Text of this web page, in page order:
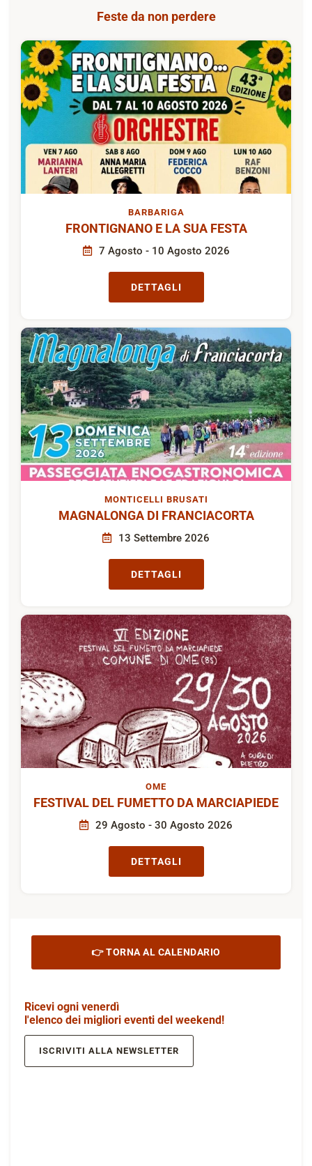
Feste da non perdere
BARBARIGA
FRONTIGNANO E LA SUA FESTA
7 Agosto - 10 Agosto 2026
DETTAGLI
MONTICELLI BRUSATI
MAGNALONGA DI FRANCIACORTA
13 Settembre 2026
DETTAGLI
OME
FESTIVAL DEL FUMETTO DA MARCIAPIEDE
29 Agosto - 30 Agosto 2026
DETTAGLI
👉 TORNA AL CALENDARIO
Ricevi ogni venerdì
l'elenco dei migliori eventi del weekend!
ISCRIVITI ALLA NEWSLETTER